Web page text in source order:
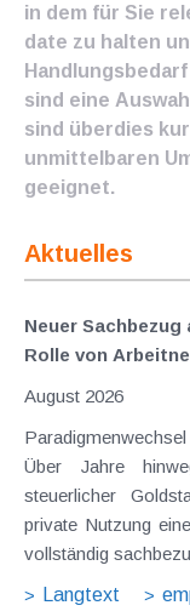
in dem für Sie
date zu halten
sind eine
sind überdies
unmittelbaren
geeignet.
Aktuelles
Neuer Sachbezug
Rolle von
August 2026
Über Jahre
steuerlicher
private Nutzung
vollständig
Langtext